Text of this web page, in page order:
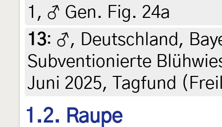
1, ♂ Gen. Fig. 24a
13: ♂, Deutschland,
Subventionierte
Juni 2025, Tagfund
1.2. Raupe